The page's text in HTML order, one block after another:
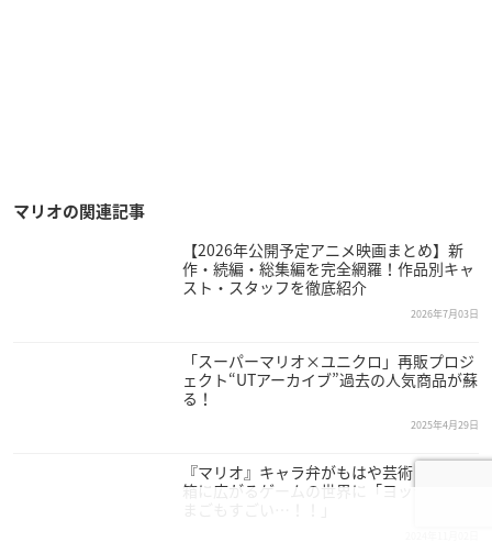
マリオの関連記事
【2026年公開予定アニメ映画まとめ】新
作・続編・総集編を完全網羅！作品別キャ
スト・スタッフを徹底紹介
2026年7月03日
「スーパーマリオ×ユニクロ」再販プロジ
ェクト“UTアーカイブ”過去の人気商品が蘇
る！
2025年4月29日
『マリオ』キャラ弁がもはや芸術！お弁当
箱に広がるゲームの世界に「ヨッシーのた